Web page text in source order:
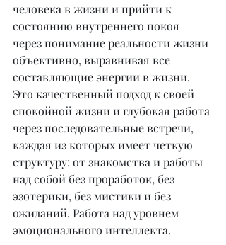
человека в жизни и прийти к
состоянию внутреннего покоя
через понимание реальности жизни
объективно, выравнивая все
составляющие энергии в жизни.
Это качественный подход к своей
спокойной жизни и глубокая работа
через последовательные встречи,
каждая из которых имеет четкую
структуру: от знакомства и работы
над собой без проработок, без
эзотерики, без мистики и без
ожиданий. Работа над уровнем
эмоционального интеллекта.